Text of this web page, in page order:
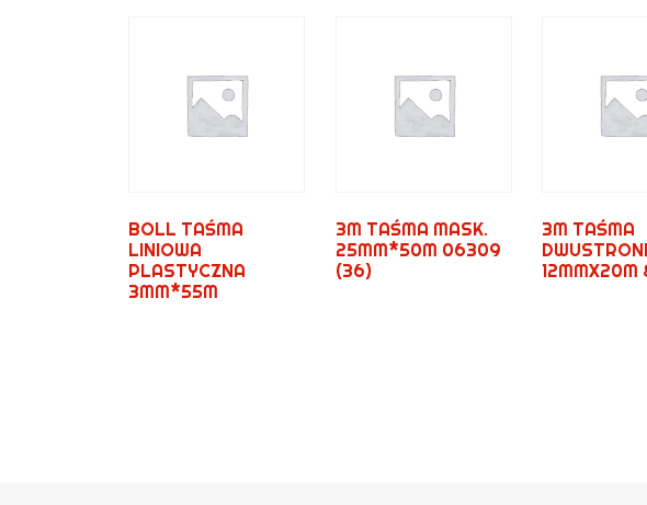
BOLL TAŚMA
LINIOWA
PLASTYCZNA
3MM*55M
3M TAŚMA MASK.
25MM*50M 06309
(36)
3M TAŚMA